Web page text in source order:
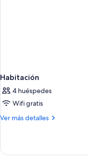
Habitación
4 huéspedes
Wifi gratis
Ver más detalles
Más